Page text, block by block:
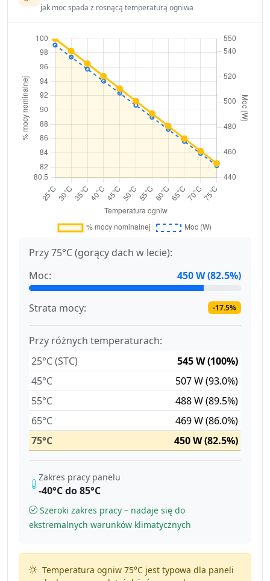
jak moc spada z rosnącą temperaturą ogniwa
Przy 75°C (gorący dach w lecie):
Moc:
450 W (82.5%)
Strata mocy: -17.5%
Przy różnych temperaturach:
25°C (STC)
545 W (100%)
45°C
507 W (93.0%)
55°C
488 W (89.5%)
65°C
469 W (86.0%)
75°C
450 W (82.5%)
Zakres pracy panelu
-40°C do 85°C
Szeroki zakres pracy – nadaje się do
ekstremalnych warunków klimatycznych
Temperatura ogniw 75°C jest typowa dla paneli